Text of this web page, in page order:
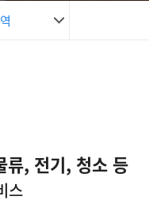
류, 전기, 청소 등
스